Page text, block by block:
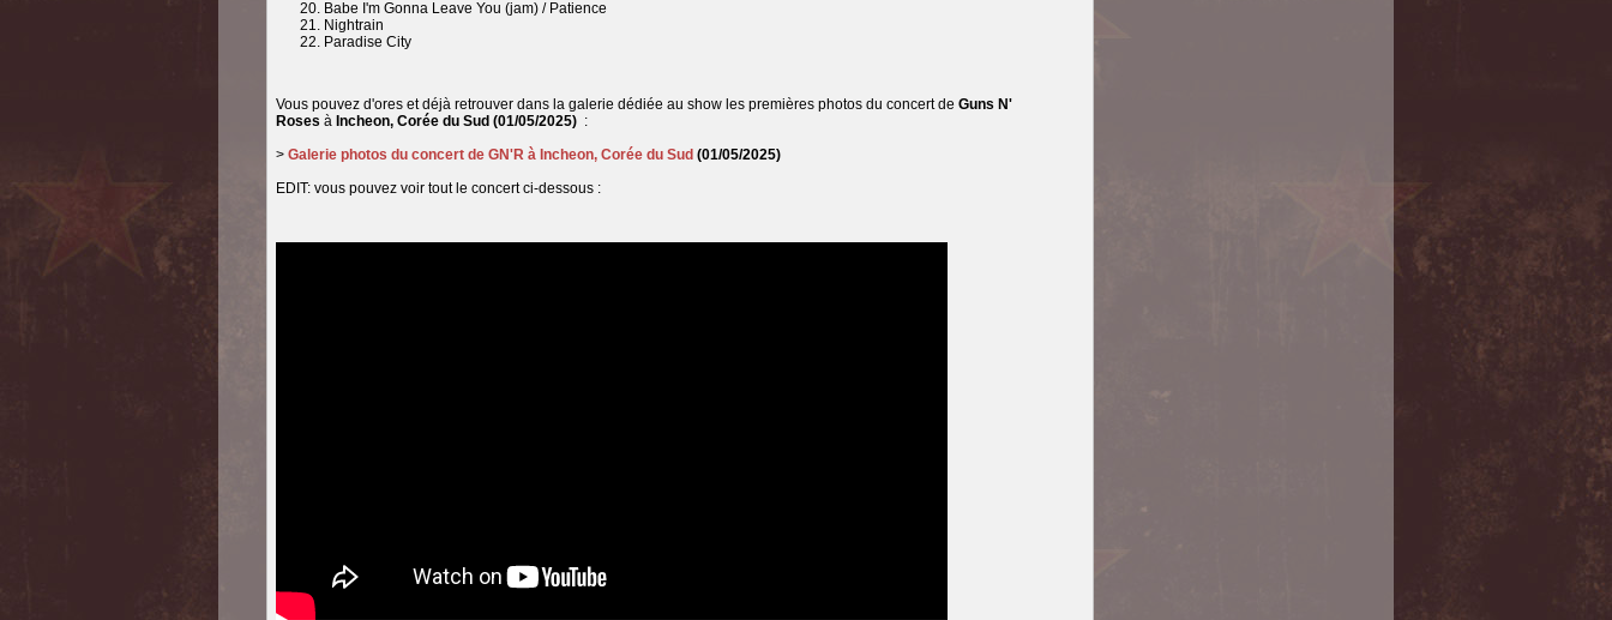
Babe I'm Gonna Leave You (jam) / Patience
Nightrain
Paradise City
Vous pouvez d'ores et déjà retrouver dans la galerie dédiée au show les premières photos du concert de Guns N'
Roses à Incheon, Corée du Sud (01/05/2025) :
> Galerie photos du concert de GN'R à Incheon, Corée du Sud (01/05/2025)
EDIT: vous pouvez voir tout le concert ci-dessous :